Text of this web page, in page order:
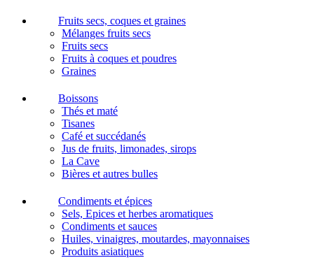
Fruits secs, coques et graines
Mélanges fruits secs
Fruits secs
Fruits à coques et poudres
Graines
Boissons
Thés et maté
Tisanes
Café et succédanés
Jus de fruits, limonades, sirops
La Cave
Bières et autres bulles
Condiments et épices
Sels, Epices et herbes aromatiques
Condiments et sauces
Huiles, vinaigres, moutardes, mayonnaises
Produits asiatiques